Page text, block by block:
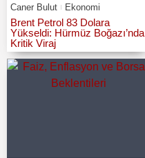
Caner Bulut Ekonomi
Brent Petrol 83 Dolara
Yükseldi: Hürmüz Boğazı’nda
Kritik Viraj